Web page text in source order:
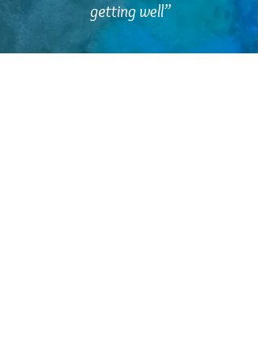
getting well”